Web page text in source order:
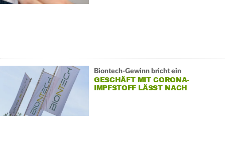
Biontech-Gewinn bricht ein
GESCHÄFT MIT CORONA-
IMPFSTOFF LÄSST NACH